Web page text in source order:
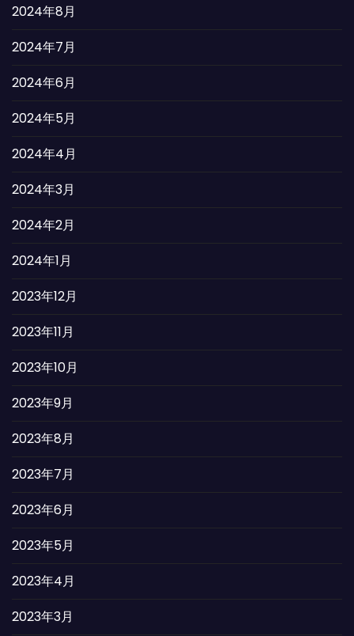
2024年8月
2024年7月
2024年6月
2024年5月
2024年4月
2024年3月
2024年2月
2024年1月
2023年12月
2023年11月
2023年10月
2023年9月
2023年8月
2023年7月
2023年6月
2023年5月
2023年4月
2023年3月